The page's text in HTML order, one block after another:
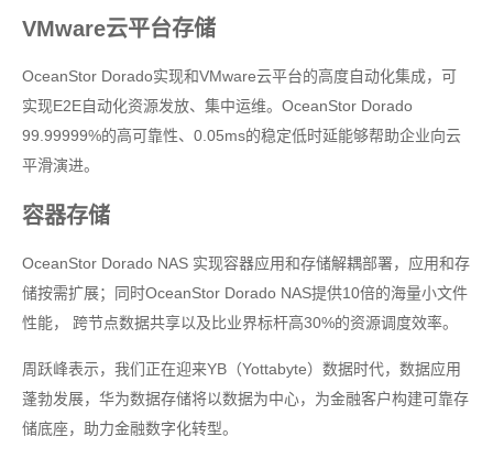
VMware云平台存储
OceanStor Dorado实现和VMware云平台的高度自动化集成，可
实现E2E自动化资源发放、集中运维。OceanStor Dorado
99.99999%的高可靠性、0.05ms的稳定低时延能够帮助企业向云
平滑演进。
容器存储
OceanStor Dorado NAS 实现容器应用和存储解耦部署，应用和存
储按需扩展；同时OceanStor Dorado NAS提供10倍的海量小文件
性能， 跨节点数据共享以及比业界标杆高30%的资源调度效率。
周跃峰表示，我们正在迎来YB（Yottabyte）数据时代，数据应用
蓬勃发展，华为数据存储将以数据为中心，为金融客户构建可靠存
储底座，助力金融数字化转型。